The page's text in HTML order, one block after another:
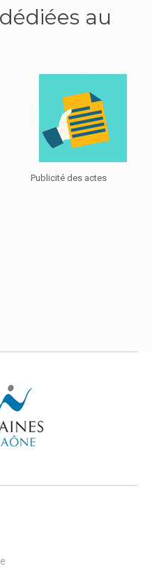
au
Publicité des actes